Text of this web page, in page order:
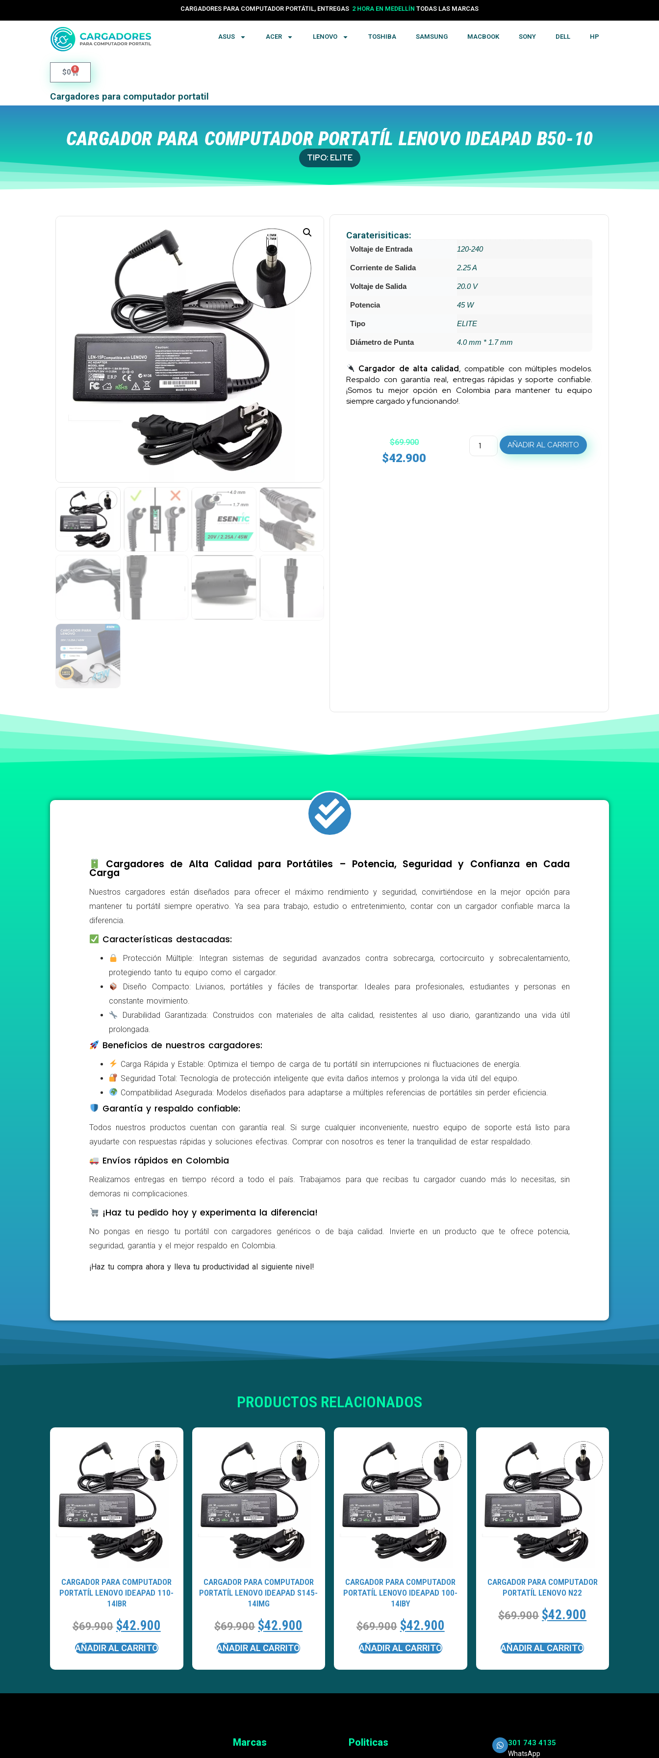
CARGADORES PARA COMPUTADOR PORTÁTIL, ENTREGAS 24 HORAS EN COLOMBIA TODAS LAS MARCAS
ASUS ACER LENOVO TOSHIBA SAMSUNG MACBOOK SONY DELL HP
$0 0
Cargadores para computador portatil
CARGADOR PARA COMPUTADOR PORTATÍL LENOVO IDEAPAD B50-10
TIPO: ELITE
Caraterisiticas:
Voltaje de Entrada 120-240
Corriente de Salida 2.25 A
Voltaje de Salida 20.0 V
Potencia 45 W
Tipo ELITE
Diámetro de Punta 4.0 mm * 1.7 mm
Cargador de alta calidad, compatible con múltiples modelos.
Respaldo con garantía real, entregas rápidas y soporte confiable.
¡Somos tu mejor opción en Colombia para mantener tu equipo
siempre cargado y funcionando!.
$69.900
$42.900
AÑADIR AL CARRITO
Cargadores de Alta Calidad para Portátiles – Potencia, Seguridad y Confianza en Cada
Carga
Nuestros cargadores están diseñados para ofrecer el máximo rendimiento y seguridad, convirtiéndose en la mejor opción para
mantener tu portátil siempre operativo. Ya sea para trabajo, estudio o entretenimiento, contar con un cargador confiable marca la
diferencia.
Características destacadas:
Protección Múltiple: Integran sistemas de seguridad avanzados contra sobrecarga, cortocircuito y sobrecalentamiento,
protegiendo tanto tu equipo como el cargador.
Diseño Compacto: Livianos, portátiles y fáciles de transportar. Ideales para profesionales, estudiantes y personas en
constante movimiento.
Durabilidad Garantizada: Construidos con materiales de alta calidad, resistentes al uso diario, garantizando una vida útil
prolongada.
Beneficios de nuestros cargadores:
Carga Rápida y Estable: Optimiza el tiempo de carga de tu portátil sin interrupciones ni fluctuaciones de energía.
Seguridad Total: Tecnología de protección inteligente que evita daños internos y prolonga la vida útil del equipo.
Compatibilidad Asegurada: Modelos diseñados para adaptarse a múltiples referencias de portátiles sin perder eficiencia.
Garantía y respaldo confiable:
Todos nuestros productos cuentan con garantía real. Si surge cualquier inconveniente, nuestro equipo de soporte está listo para
ayudarte con respuestas rápidas y soluciones efectivas. Comprar con nosotros es tener la tranquilidad de estar respaldado.
Envíos rápidos en Colombia
Realizamos entregas en tiempo récord a todo el país. Trabajamos para que recibas tu cargador cuando más lo necesitas, sin
demoras ni complicaciones.
¡Haz tu pedido hoy y experimenta la diferencia!
No pongas en riesgo tu portátil con cargadores genéricos o de baja calidad. Invierte en un producto que te ofrece potencia,
seguridad, garantía y el mejor respaldo en Colombia.
¡Haz tu compra ahora y lleva tu productividad al siguiente nivel!
PRODUCTOS RELACIONADOS
CARGADOR PARA COMPUTADOR
PORTATÍL LENOVO IDEAPAD 110-
14IBR
$69.900 $42.900
AÑADIR AL CARRITO
CARGADOR PARA COMPUTADOR
PORTATÍL LENOVO IDEAPAD S145-
14IMG
$69.900 $42.900
AÑADIR AL CARRITO
CARGADOR PARA COMPUTADOR
PORTATÍL LENOVO IDEAPAD 100-
14IBY
$69.900 $42.900
AÑADIR AL CARRITO
CARGADOR PARA COMPUTADOR
PORTATÍL LENOVO N22
$69.900 $42.900
AÑADIR AL CARRITO
Marcas Politicas 301 743 4135
WhatsApp